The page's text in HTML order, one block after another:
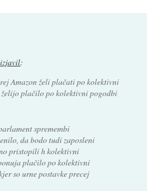
izjavil:
Amazon želi plačati po kolektivni
plačilo po kolektivni pogodbi
spremembi
da bodo tudi zaposleni
pristopili h kolektivni
plačilo po kolektivni
so urne postavke precej